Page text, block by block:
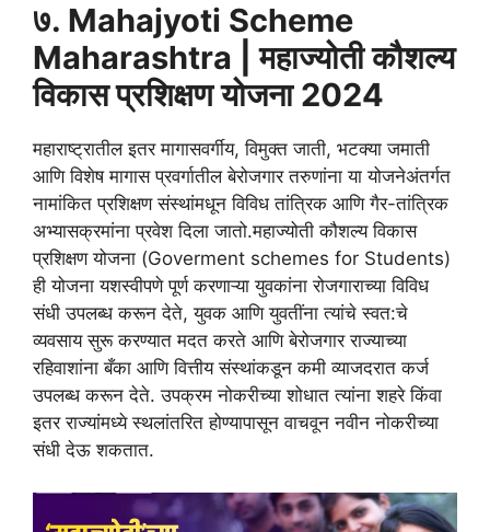
७. Mahajyoti Scheme
Maharashtra | महाज्योती कौशल्य
विकास प्रशिक्षण योजना 2024
महाराष्ट्रातील इतर मागासवर्गीय, विमुक्त जाती, भटक्या जमाती
आणि विशेष मागास प्रवर्गातील बेरोजगार तरुणांना या योजनेअंतर्गत
नामांकित प्रशिक्षण संस्थांमधून विविध तांत्रिक आणि गैर-तांत्रिक
अभ्यासक्रमांना प्रवेश दिला जातो.महाज्योती कौशल्य विकास
प्रशिक्षण योजना (Goverment schemes for Students)
ही योजना यशस्वीपणे पूर्ण करणाऱ्या युवकांना रोजगाराच्या विविध
संधी उपलब्ध करून देते, युवक आणि युवतींना त्यांचे स्वत:चे
व्यवसाय सुरू करण्यात मदत करते आणि बेरोजगार राज्याच्या
रहिवाशांना बँका आणि वित्तीय संस्थांकडून कमी व्याजदरात कर्ज
उपलब्ध करून देते. उपक्रम नोकरीच्या शोधात त्यांना शहरे किंवा
इतर राज्यांमध्ये स्थलांतरित होण्यापासून वाचवून नवीन नोकरीच्या
संधी देऊ शकतात.